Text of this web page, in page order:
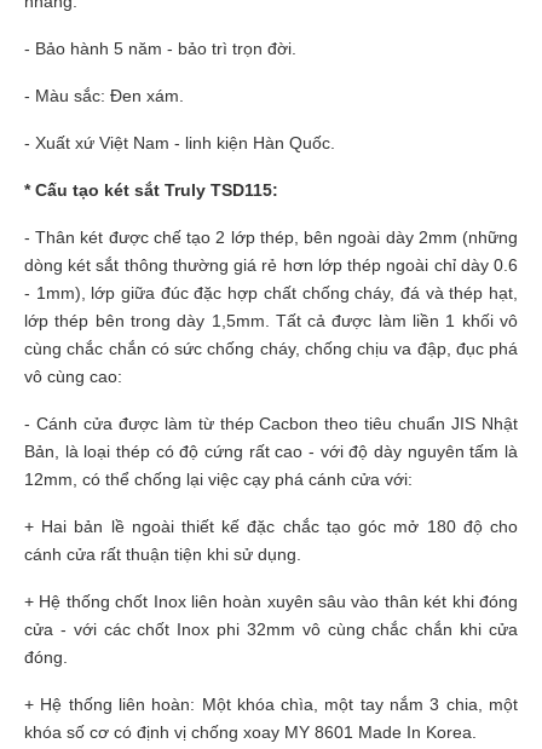
- Bảo hành 5 năm - bảo trì trọn đời.
- Màu sắc: Đen xám.
- Xuất xứ Việt Nam - linh kiện Hàn Quốc.
* Cấu tạo két sắt Truly TSD115:
- Thân két được chế tạo 2 lớp thép, bên ngoài dày 2mm (những
dòng két sắt thông thường giá rẻ hơn lớp thép ngoài chỉ dày 0.6
- 1mm), lớp giữa đúc đặc hợp chất chống cháy, đá và thép hạt,
lớp thép bên trong dày 1,5mm. Tất cả được làm liền 1 khối vô
cùng chắc chắn có sức chống cháy, chống chịu va đập, đục phá
vô cùng cao:
- Cánh cửa được làm từ thép Cacbon theo tiêu chuẩn JIS Nhật
Bản, là loại thép có độ cứng rất cao - với độ dày nguyên tấm là
12mm, có thể chống lại việc cạy phá cánh cửa với:
+ Hai bản lề ngoài thiết kế đặc chắc tạo góc mở 180 độ cho
cánh cửa rất thuận tiện khi sử dụng.
+ Hệ thống chốt Inox liên hoàn xuyên sâu vào thân két khi đóng
cửa - với các chốt Inox phi 32mm vô cùng chắc chắn khi cửa
đóng.
+ Hệ thống liên hoàn: Một khóa chìa, một tay nắm 3 chia, một
khóa số cơ có định vị chống xoay MY 8601 Made In Korea.